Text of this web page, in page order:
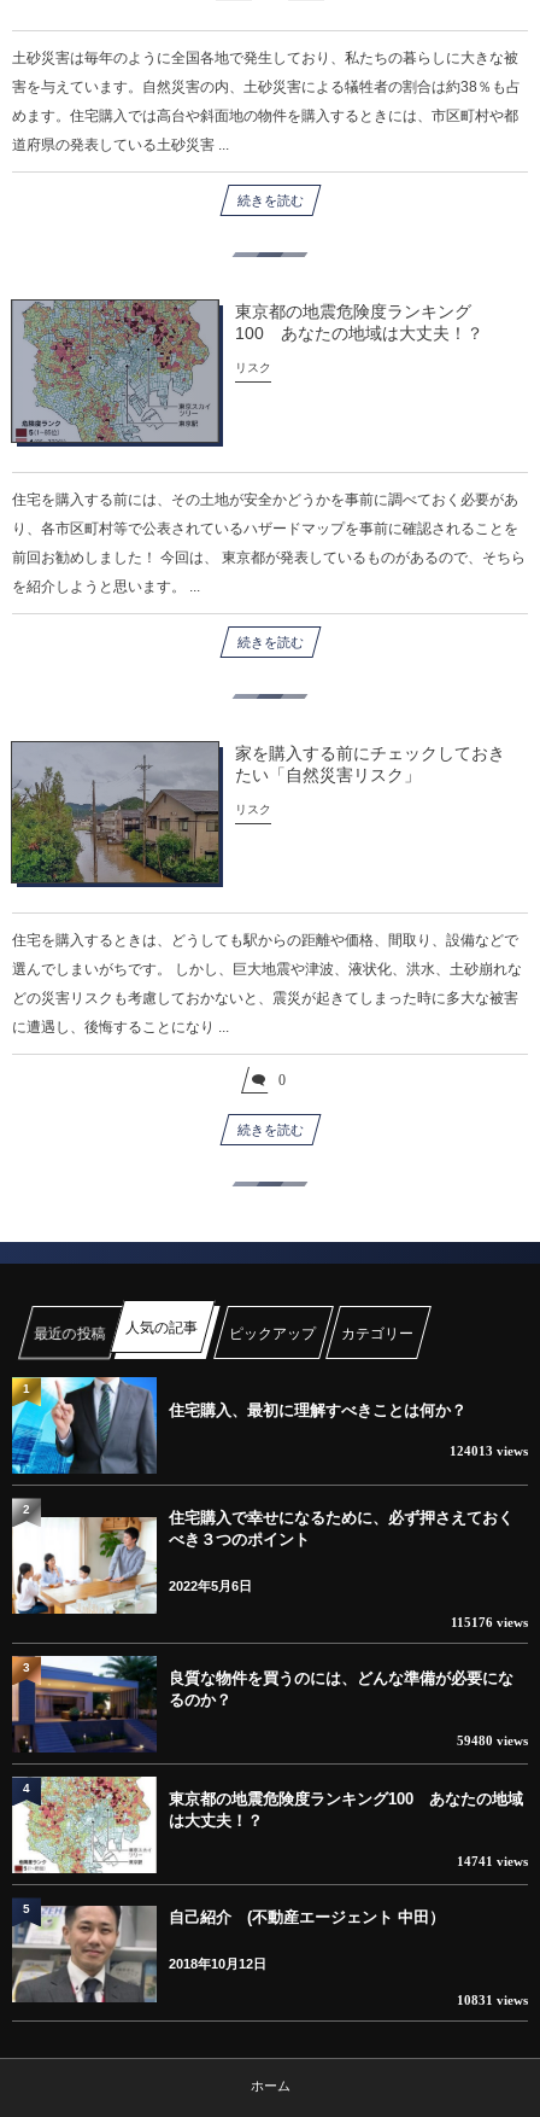
土砂災害は毎年のように全国各地で発生しており、私たちの暮らしに大きな被
害を与えています。自然災害の内、土砂災害による犠牲者の割合は約38％も占
めます。住宅購入では高台や斜面地の物件を購入するときには、市区町村や都
道府県の発表している土砂災害 ...
続きを読む
東京都の地震危険度ランキング
100 あなたの地域は大丈夫！？
リスク
住宅を購入する前には、その土地が安全かどうかを事前に調べておく必要があ
り、各市区町村等で公表されているハザードマップを事前に確認されることを
前回お勧めしました！ 今回は、 東京都が発表しているものがあるので、そちら
を紹介しようと思います。 ...
続きを読む
家を購入する前にチェックしておき
たい「自然災害リスク」
リスク
住宅を購入するときは、どうしても駅からの距離や価格、間取り、設備などで
選んでしまいがちです。 しかし、巨大地震や津波、液状化、洪水、土砂崩れな
どの災害リスクも考慮しておかないと、震災が起きてしまった時に多大な被害
に遭遇し、後悔することになり ...
0
続きを読む
最近の投稿 人気の記事 ピックアップ カテゴリー
住宅購入、最初に理解すべきことは何か？
124013 views
1
住宅購入で幸せになるために、必ず押さえておく
べき３つのポイント
2022年5月6日
115176 views
2
良質な物件を買うのには、どんな準備が必要にな
るのか？
59480 views
3
東京都の地震危険度ランキング100 あなたの地域
は大丈夫！？
14741 views
4
自己紹介 (不動産エージェント 中田）
2018年10月12日
10831 views
5
ホーム